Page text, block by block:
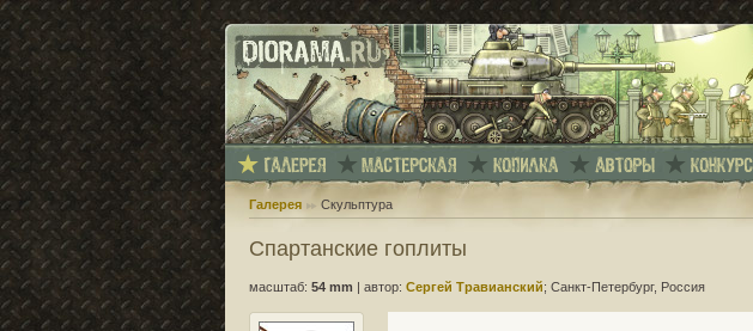
Галерея Скульптура
Спартанские гоплиты
масштаб: 54 mm автор: Сергей Травианский; Санкт-Петербург, Россия